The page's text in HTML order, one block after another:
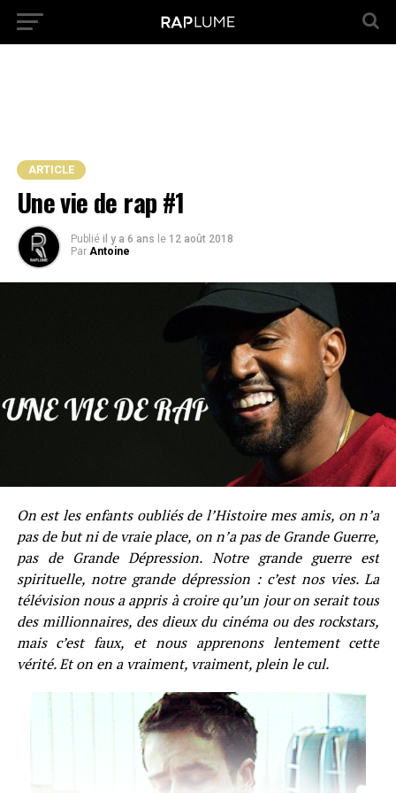
ARTICLE
Une vie de rap #1
Publié il y a 6 ans le 12 août 2018
Par Antoine
On est les enfants oubliés de l’Histoire mes amis, on n’a
pas de but ni de vraie place, on n’a pas de Grande Guerre,
pas de Grande Dépression. Notre grande guerre est
spirituelle, notre grande dépression : c’est nos vies. La
télévision nous a appris à croire qu’un jour on serait tous
des millionnaires, des dieux du cinéma ou des rockstars,
mais c’est faux, et nous apprenons lentement cette
vérité. Et on en a vraiment, vraiment, plein le cul.